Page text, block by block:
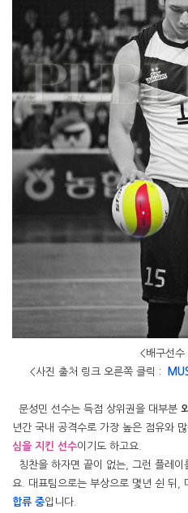
<배구선수
<사진 출처 링크 오른쪽 클릭 :
문성민 선수는 득점 상위권을 대부분
년간 국내 공격수로 가장 높은 점유와
심을 지킨 선수이기도 하고요.
칭찬을 하자면 끝이 없는, 그런 플레
요. 대표팀으로는 부상으로 몇년 쉰 뒤,
합류 중입니다.